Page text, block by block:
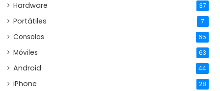
Hardware 37
Portátiles 7
Consolas 65
Móviles 63
Android 44
iPhone 28